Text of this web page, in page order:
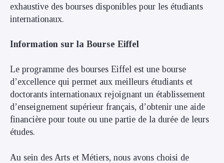
exhaustive des bourses disponibles pour les étudiants
internationaux.
Information sur la Bourse Eiffel
Le programme des bourses Eiffel est une bourse
d’excellence qui permet aux meilleurs étudiants et
doctorants internationaux rejoignant un établissement
d’enseignement supérieur français, d’obtenir une aide
financière pour toute ou une partie de la durée de leurs
études.
Au sein des Arts et Métiers, nous avons choisi de